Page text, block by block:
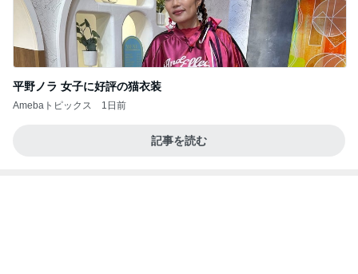
平野ノラ 女子に好評の猫衣装
Amebaトピックス 1日前
記事を読む